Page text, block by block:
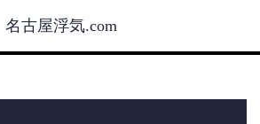
名古屋浮気.com